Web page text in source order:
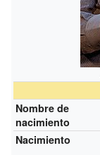
Nombre de
nacimiento
Nacimiento